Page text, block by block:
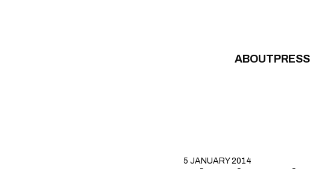
ABOUT
5 JANUARY 2014